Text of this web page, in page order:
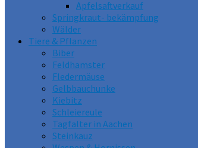
Apfelsaftverkauf
Springkraut- bekämpfung
Wälder
Tiere & Pflanzen
Biber
Feldhamster
Fledermäuse
Gelbbauchunke
Kiebitz
Schleiereule
Tagfalter in Aachen
Steinkauz